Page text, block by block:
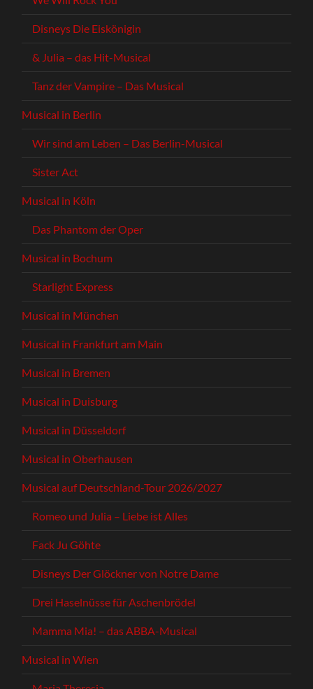
Disneys Die Eiskönigin
& Julia – das Hit-Musical
Tanz der Vampire – Das Musical
Musical in Berlin
Wir sind am Leben – Das Berlin-Musical
Sister Act
Musical in Köln
Das Phantom der Oper
Musical in Bochum
Starlight Express
Musical in München
Musical in Frankfurt am Main
Musical in Bremen
Musical in Duisburg
Musical in Düsseldorf
Musical in Oberhausen
Musical auf Deutschland-Tour 2026/2027
Romeo und Julia – Liebe ist Alles
Fack Ju Göhte
Disneys Der Glöckner von Notre Dame
Drei Haselnüsse für Aschenbrödel
Mamma Mia! – das ABBA-Musical
Musical in Wien